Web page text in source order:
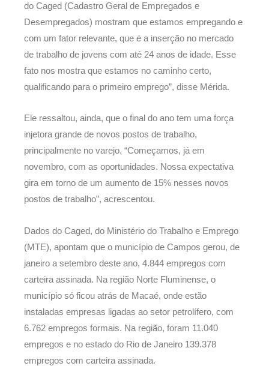
do Caged (Cadastro Geral de Empregados e
Desempregados) mostram que estamos empregando e
com um fator relevante, que é a inserção no mercado
de trabalho de jovens com até 24 anos de idade. Esse
fato nos mostra que estamos no caminho certo,
qualificando para o primeiro emprego”, disse Mérida.
Ele ressaltou, ainda, que o final do ano tem uma força
injetora grande de novos postos de trabalho,
principalmente no varejo. “Começamos, já em
novembro, com as oportunidades. Nossa expectativa
gira em torno de um aumento de 15% nesses novos
postos de trabalho”, acrescentou.
Dados do Caged, do Ministério do Trabalho e Emprego
(MTE), apontam que o município de Campos gerou, de
janeiro a setembro deste ano, 4.844 empregos com
carteira assinada. Na região Norte Fluminense, o
município só ficou atrás de Macaé, onde estão
instaladas empresas ligadas ao setor petrolífero, com
6.762 empregos formais. Na região, foram 11.040
empregos e no estado do Rio de Janeiro 139.378
empregos com carteira assinada.